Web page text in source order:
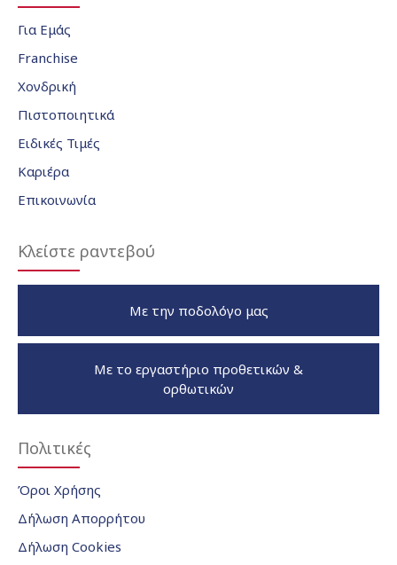
Για Εμάς
Franchise
Χονδρική
Πιστοποιητικά
Ειδικές Τιμές
Καριέρα
Επικοινωνία
Κλείστε ραντεβού
Με την ποδολόγο μας
Με το εργαστήριο προθετικών &
ορθωτικών
Πολιτικές
Όροι Χρήσης
Δήλωση Απορρήτου
Δήλωση Cookies